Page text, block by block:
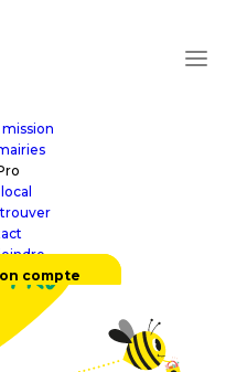
mission
compte